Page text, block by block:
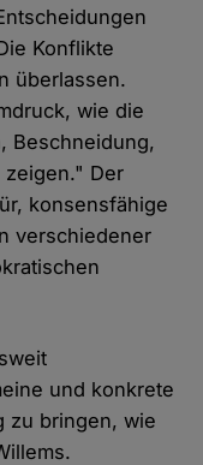
Konflikte
überlassen.
wie die
Beschneidung,
zeigen." Der
konsensfähige
verschiedener
und konkrete
zu bringen, wie